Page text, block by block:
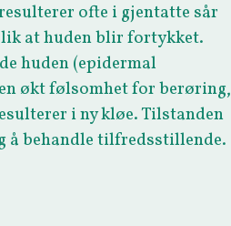
ofte i gjentatte sår
at huden blir fortykket.
huden (epidermal
økt følsomhet for berøring,
i ny kløe. Tilstanden
å behandle tilfredsstillende.